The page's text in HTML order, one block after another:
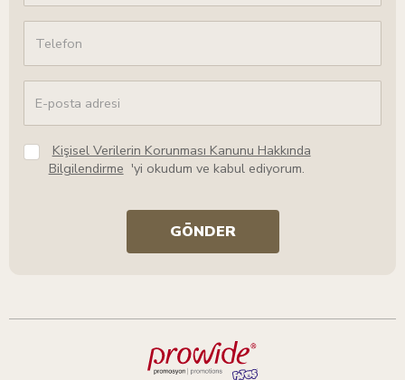
Kişisel Verilerin Korunması Kanunu Hakkında
Bilgilendirme 'yi okudum ve kabul ediyorum.
GÖNDER